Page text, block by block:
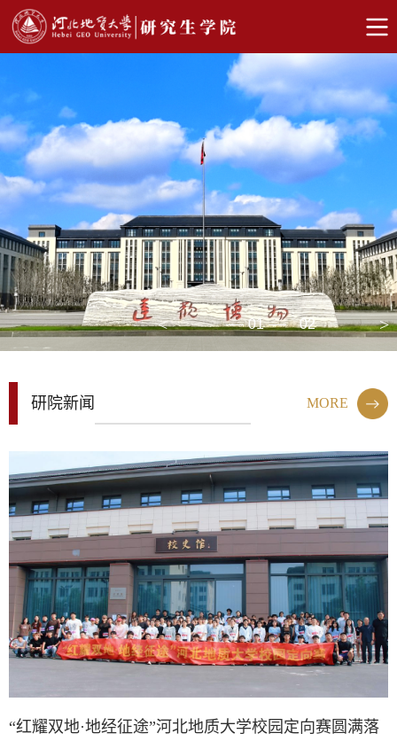
01 02
研院新闻 MORE
“红耀双地·地经征途”河北地质大学校园定向赛圆满落